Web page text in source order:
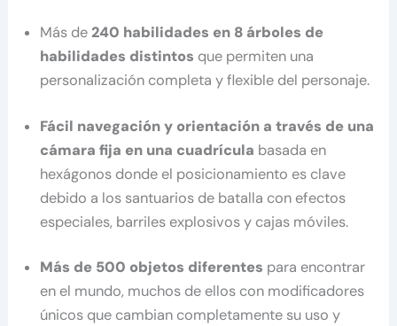
Más de240 habilidades en 8 árboles de
habilidades distintos que permiten una
personalización completa y flexible del personaje.
Fácil navegación y orientación a través de una
cámara fija en una cuadrícula basada en
hexágonos donde el posicionamiento es clave
debido a los santuarios de batalla con efectos
especiales, barriles explosivos y cajas móviles.
Más de 500 objetos diferentes para encontrar
en el mundo, muchos de ellos con modificadores
únicos que cambian completamente su uso y